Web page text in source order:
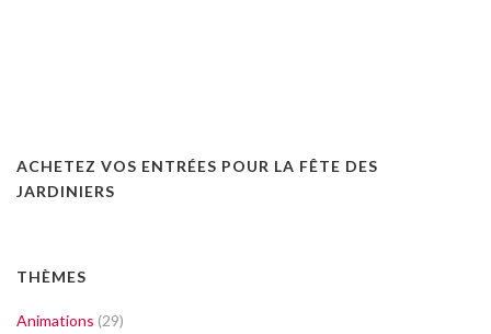
ACHETEZ VOS ENTRÉES POUR LA FÊTE DES
JARDINIERS
THÈMES
Animations (29)